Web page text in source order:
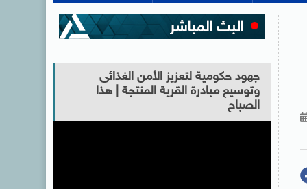
جهود حكومية لتعزيز الأمن الغذائى
وتوسيع مبادرة القرية المنتجة | هذا
الصباح